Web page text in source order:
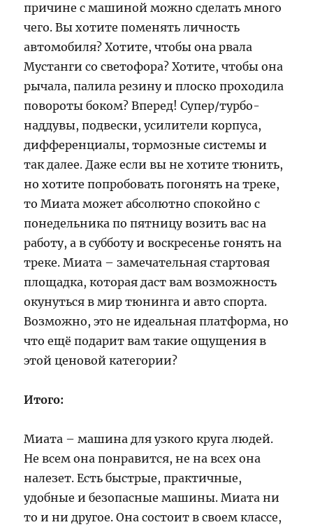
причине с машиной можно сделать много
чего. Вы хотите поменять личность
автомобиля? Хотите, чтобы она рвала
Мустанги со светофора? Хотите, чтобы она
рычала, палила резину и плоско проходила
повороты боком? Вперед! Супер/турбо-
наддувы, подвески, усилители корпуса,
дифференциалы, тормозные системы и
так далее. Даже если вы не хотите тюнить,
но хотите попробовать погонять на треке,
то Миата может абсолютно спокойно с
понедельника по пятницу возить вас на
работу, а в субботу и воскресенье гонять на
треке. Миата – замечательная стартовая
площадка, которая даст вам возможность
окунуться в мир тюнинга и авто спорта.
Возможно, это не идеальная платформа, но
что ещё подарит вам такие ощущения в
этой ценовой категории?
Итого:
Миата – машина для узкого круга людей.
Не всем она понравится, не на всех она
налезет. Есть быстрые, практичные,
удобные и безопасные машины. Миата ни
то и ни другое. Она состоит в своем классе,